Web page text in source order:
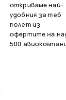
откриваме най-
удобния за теб
полет из
офертите на
500